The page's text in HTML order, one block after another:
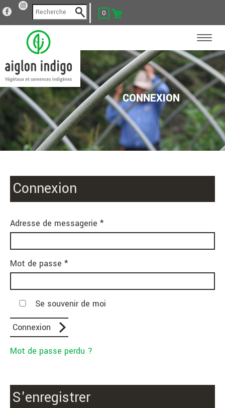
0
CONNEXION
Connexion
Adresse de messagerie *
Mot de passe *
Se souvenir de moi
Mot de passe perdu ?
S'enregistrer